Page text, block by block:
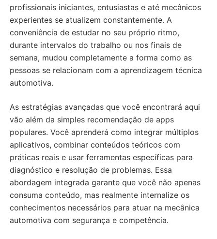
profissionais iniciantes, entusiastas e até mecânicos
experientes se atualizem constantemente. A
conveniência de estudar no seu próprio ritmo,
durante intervalos do trabalho ou nos finais de
semana, mudou completamente a forma como as
pessoas se relacionam com a aprendizagem técnica
automotiva.
As estratégias avançadas que você encontrará aqui
vão além da simples recomendação de apps
populares. Você aprenderá como integrar múltiplos
aplicativos, combinar conteúdos teóricos com
práticas reais e usar ferramentas específicas para
diagnóstico e resolução de problemas. Essa
abordagem integrada garante que você não apenas
consuma conteúdo, mas realmente internalize os
conhecimentos necessários para atuar na mecânica
automotiva com segurança e competência.